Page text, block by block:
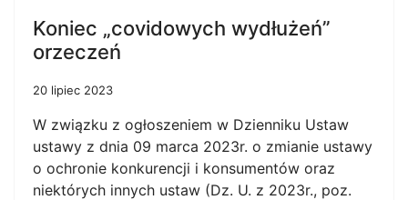
Koniec „covidowych wydłużeń”
orzeczeń
20 lipiec 2023
W związku z ogłoszeniem w Dzienniku Ustaw
ustawy z dnia 09 marca 2023r. o zmianie ustawy
o ochronie konkurencji i konsumentów oraz
niektórych innych ustaw (Dz. U. z 2023r., poz.